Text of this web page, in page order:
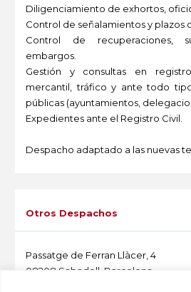
Diligenciamiento de exhortos,
Control de señalamientos y plazos
Control de recuperaciones,
embargos.
Gestión y consultas en
mercantil, tráfico y ante todo
públicas (ayuntamientos,
Expedientes ante el Registro Civil.
Despacho adaptado a las nuevas
Otros Despachos
Passatge de Ferran Llàcer, 4
08208 Sabadell, Barcelona